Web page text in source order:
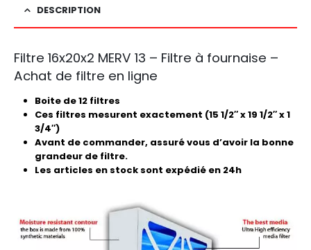
DESCRIPTION
Filtre 16x20x2 MERV 13 – Filtre à fournaise –
Achat de filtre en ligne
Boite de 12 filtres
Ces filtres mesurent exactement (15 1/2″ x 19 1/2″ x 1
3/4″)
Avant de commander, assuré vous d’avoir la bonne
grandeur de filtre.
Les articles en stock sont expédié en 24h